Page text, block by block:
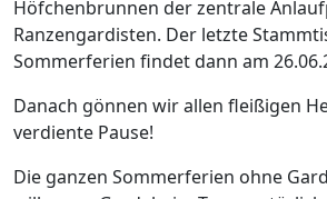
Höfchenbrunnen der zentrale
Ranzengardisten. Der letzte
Sommerferien findet dann am
Danach gönnen wir allen fleißigen
verdiente Pause!
Die ganzen Sommerferien ohne